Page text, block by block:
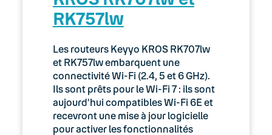
03. Accès Internet
01. Offres et services
VPN Nomade
Utilisation d’un accès VPN
Nomade
RK757lw
Les routeurs Keyyo KROS RK707lw
et RK757lw embarquent une
connectivité Wi-Fi (2.4, 5 et 6 GHz).
Ils sont prêts pour le Wi-Fi 7 : ils sont
aujourd’hui compatibles Wi-Fi 6E et
recevront une mise à jour logicielle
pour activer les fonctionnalités